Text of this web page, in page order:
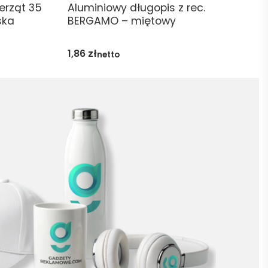
35
Aluminiowy długopis z rec.
BERGAMO – miętowy
1,86 złnetto